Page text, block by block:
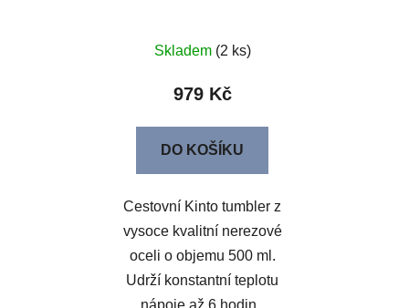
Skladem (2 ks)
979 Kč
DO KOŠÍKU
Cestovní Kinto tumbler z
vysoce kvalitní nerezové
oceli o objemu 500 ml.
Udrží konstantní teplotu
nápoje až 6 hodin.